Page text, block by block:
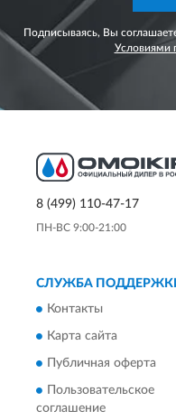
Подписываясь, Вы
Условиями
8 (499) 110-47-17
ПН-ВС 9:00-21:00
СЛУЖБА
Контакты
Карта сайта
Публичная оферта
Пользовательское
соглашение